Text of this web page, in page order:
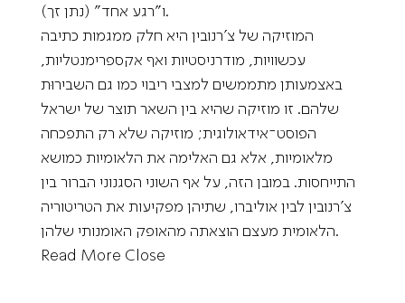
ו״רגע אחד״ (נתן זך).
המוזיקה של צ’רנובין היא חלק ממגמות כתיבה
עכשוויות, מודרניסטיות ואף אקספרימנטליות,
באצמעותן מתממשים למצבי ריבוי כמו גם השבירוּת
שלהם. זו מוזיקה שהיא בין השאר תוצר של ישראל
הפוסט־אידאולוגית; מוזיקה שלא רק התפכחה
מלאומיות, אלא גם האלימה את הלאומיות כמושא
התייחסות. במובן הזה, על אף השוני הסגנוני הברור בין
צ’רנובין לבין אוליברו, שתיהן מפקיעות את הטריטוריה
הלאומית מעצם הוצאתה מהאופק האומנותי שלהן.
Read More Close